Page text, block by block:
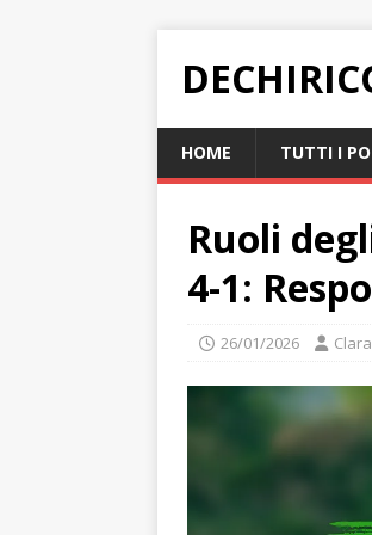
HOME TUTTI I
Ruoli
4-1:
26/01/2026